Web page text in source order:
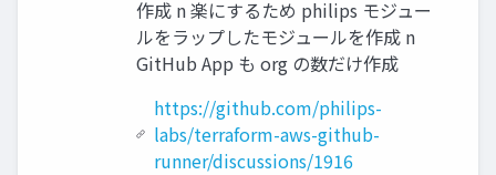
作成 n 楽にするため philips モジュー
ルをラップしたモジュールを作成 n
GitHub App も org の数だけ作成
https://github.com/philips-
labs/terraform-aws-github-
runner/discussions/1916